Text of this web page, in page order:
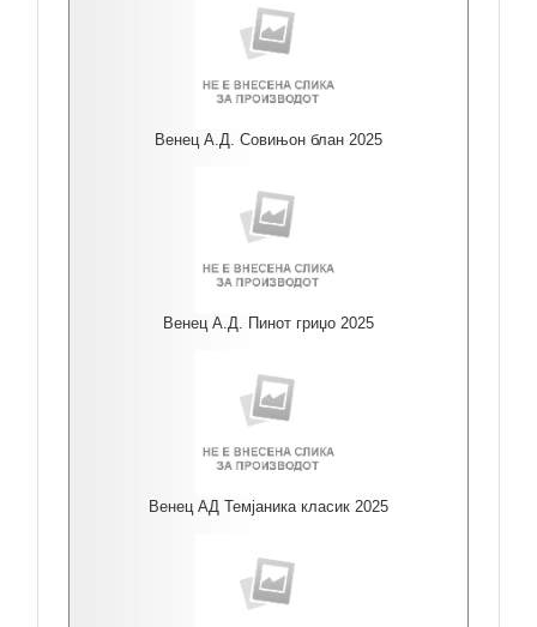
Венец А.Д. Совињон блан 2025
Венец А.Д. Пинот гриџо 2025
Венец АД Темјаника класик 2025